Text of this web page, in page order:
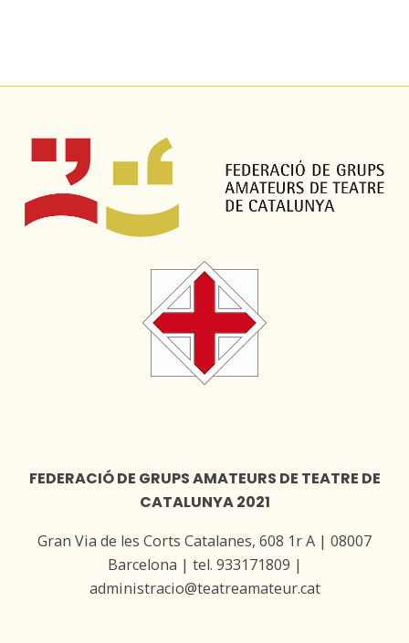
FEDERACIÓ DE GRUPS AMATEURS DE TEATRE DE
CATALUNYA 2021
Gran Via de les Corts Catalanes, 608 1r A | 08007
Barcelona | tel. 933171809 |
administracio@teatreamateur.cat